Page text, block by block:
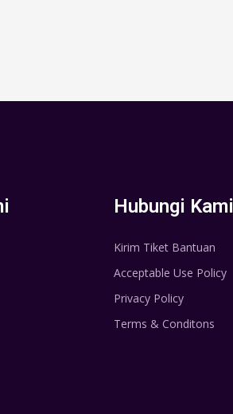
Hubungi Kami
Kirim Tiket Bantuan
Acceptable Use Policy
Privacy Policy
Terms & Conditons